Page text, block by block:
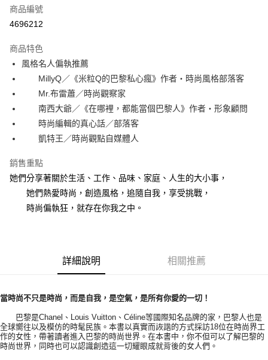
ATM付款
運送方式
付款後全家取貨
每筆NT$60，滿NT$499(含以上)免運費
付款後7-11取貨
每筆NT$60，滿NT$499(含以上)免運費
宅配
每筆NT$100，滿NT$499(含以上)免運費
商品編號
4696212
商品特色
風格名人偏執推薦
MillyQ／《米粒Q的巴黎私心瘋》作者‧時尚風格部落客
Mr.布雷蕭／時尚觀察家
南西大爺／《在哪裡，都能當個巴黎人》作者‧形象顧問
時尚編輯的真心話／部落客
凱特王／時尚觀點自媒體人
銷售重點
她們分享著關於生活、工作、品味、家庭、人生的大小事，
她們熱愛時尚，創造風格，追隨自我，享受挑戰，
時尚偏執狂，就存在你我之中。
詳細說明 相關推薦
當時尚不只是時尚，而是自我，是空氣，是所有你愛的一切！
巴黎是Chanel、Louis Vuitton、Céline等國際知名品牌的家，巴黎人也是
全球嚮往以及模仿的時髦民族。本書以真實而詼諧的方式採訪18位在時尚界工
作的女性，帶著讀者進入巴黎的時尚世界。在本書中，你不但可以了解巴黎的
時尚世界，同時也可以認識創造這一切耀眼成就背後的女人們。